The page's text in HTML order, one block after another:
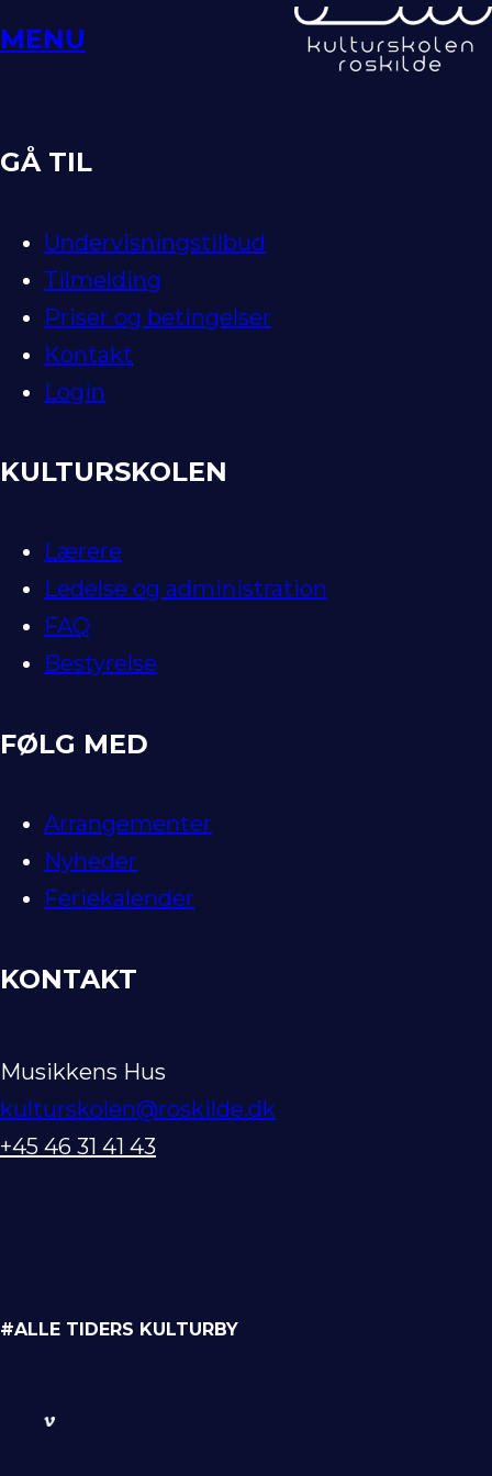
til
MENU
GÅ TIL
Undervisningstilbud
Tilmelding
Priser og betingelser
Kontakt
Login
KULTURSKOLEN
Lærere
Ledelse og administration
FAQ
Bestyrelse
FØLG MED
Arrangementer
Nyheder
Feriekalender
KONTAKT
Musikkens Hus
kulturskolen@roskilde.dk
+45 46 31 41 43
#ALLE TIDERS KULTURBY